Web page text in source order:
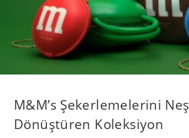
M&M’s Şekerlemelerini
Dönüştüren Koleksiyon